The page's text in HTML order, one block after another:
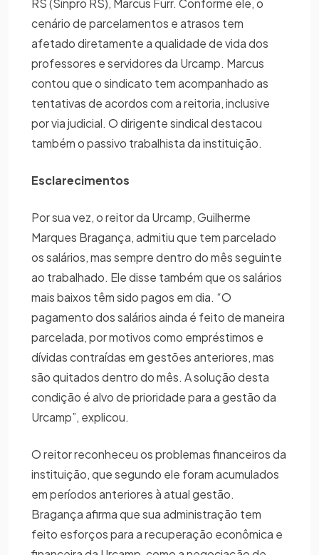
RS (Sinpro RS), Marcus Furr. Conforme ele, o
cenário de parcelamentos e atrasos tem
afetado diretamente a qualidade de vida dos
professores e servidores da Urcamp. Marcus
contou que o sindicato tem acompanhado as
tentativas de acordos com a reitoria, inclusive
por via judicial. O dirigente sindical destacou
também o passivo trabalhista da instituição.
Esclarecimentos
Por sua vez, o reitor da Urcamp, Guilherme
Marques Bragança, admitiu que tem parcelado
os salários, mas sempre dentro do mês seguinte
ao trabalhado. Ele disse também que os salários
mais baixos têm sido pagos em dia. “O
pagamento dos salários ainda é feito de maneira
parcelada, por motivos como empréstimos e
dívidas contraídas em gestões anteriores, mas
são quitados dentro do mês. A solução desta
condição é alvo de prioridade para a gestão da
Urcamp”, explicou.
O reitor reconheceu os problemas financeiros da
instituição, que segundo ele foram acumulados
em períodos anteriores à atual gestão.
Bragança afirma que sua administração tem
feito esforços para a recuperação econômica e